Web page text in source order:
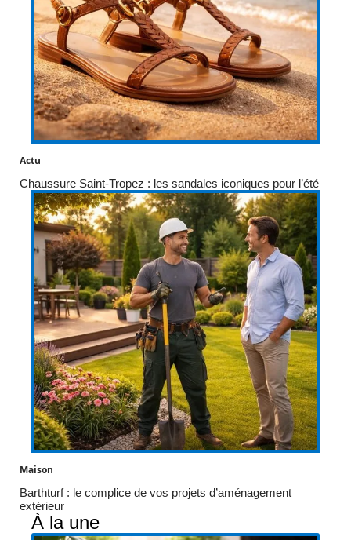
Actu
Chaussure Saint-Tropez : les sandales iconiques pour l’été
Maison
Barthturf : le complice de vos projets d’aménagement
extérieur
À la une